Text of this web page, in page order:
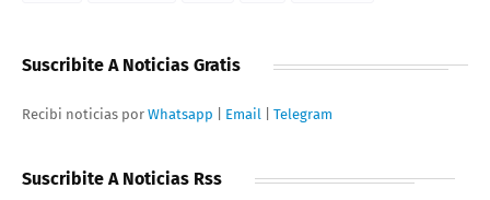
Suscribite A Noticias Gratis
Recibi noticias por Whatsapp Email Telegram
Suscribite A Noticias Rss